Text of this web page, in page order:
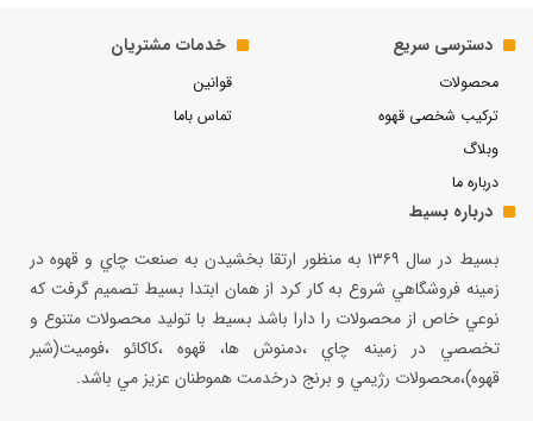
دسترسی سریع
محصولات
ترکیب شخصی قهوه
وبلاگ
درباره ما
خدمات مشتریان
قوانین
تماس باما
درباره بسیط
بسيط در سال ۱۳۶۹ به منظور ارتقا بخشيدن به صنعت چاي و قهوه در
زمينه فروشگاهي شروع به كار كرد از همان ابتدا بسيط تصميم گرفت كه
نوعي خاص از محصولات را دارا باشد بسيط با توليد محصولات متنوع و
تخصصي در زمينه چاي ،دمنوش ها، قهوه ،كاكائو ،فوميت(شير
قهوه)،محصولات رژيمي و برنج درخدمت هموطنان عزيز مي باشد.